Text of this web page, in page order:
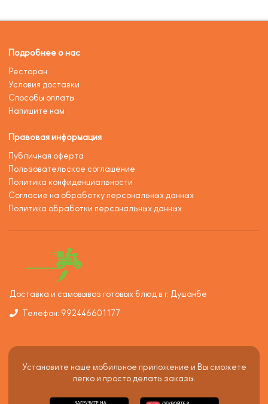
Подробнее о нас
Ресторан
Условия доставки
Способы оплаты
Напишите нам
Правовая информация
Публичная оферта
Пользовательское соглашение
Политика конфиденциальности
Согласие на обработку персональных данных
Политика обработки персональных данных
Доставка и самовывоз готовых блюд в г. Душанбе
Телефон: 992446601177
Установите наше мобильное приложение и Вы сможете
легко и просто делать заказы.